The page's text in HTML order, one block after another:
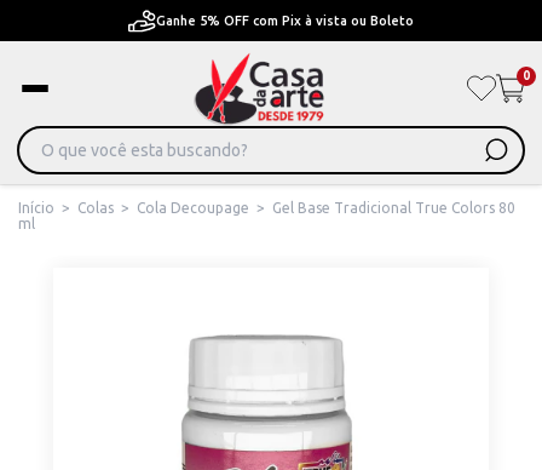
Pague em Até 6x sem juros ou ate 12x com juros
0
Início > Colas > Cola Decoupage >
Gel Base Tradicional True Colors 80
ml